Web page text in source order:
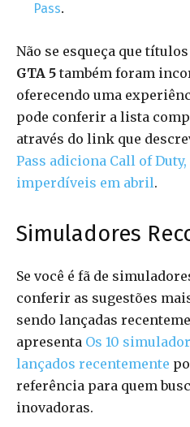
Pass.
Não se esqueça que
GTA 5 também foram
oferecendo uma
pode conferir a lista
através do link que
Pass adiciona Call of
imperdíveis em abril.
Simuladores
Se você é fã de
conferir as sugestões
sendo lançadas
apresenta Os 10
lançados recentemente
referência para quem
inovadoras.